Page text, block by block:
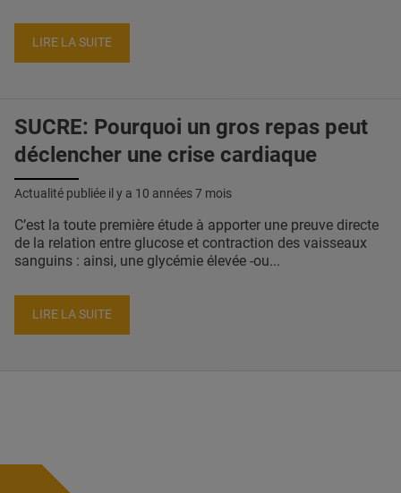
LIRE LA SUITE
SUCRE: Pourquoi un gros repas peut
déclencher une crise cardiaque
Actualité publiée il y a 10 années 7 mois
C’est la toute première étude à apporter une preuve directe
de la relation entre glucose et contraction des vaisseaux
sanguins : ainsi, une glycémie élevée -ou...
LIRE LA SUITE